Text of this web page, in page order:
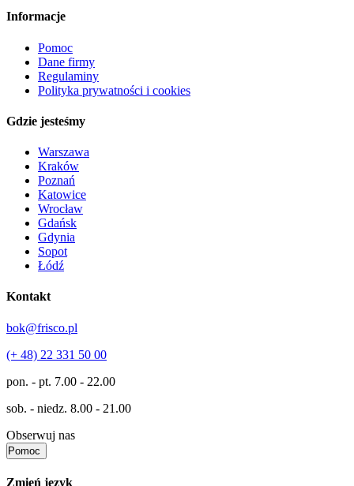
Informacje
Pomoc
Dane firmy
Regulaminy
Polityka prywatności i cookies
Gdzie jesteśmy
Warszawa
Kraków
Poznań
Katowice
Wrocław
Gdańsk
Gdynia
Sopot
Łódź
Kontakt
bok@frisco.pl
(+ 48) 22 331 50 00
pon. - pt. 7.00 - 22.00
sob. - niedz. 8.00 - 21.00
Obserwuj nas
Pomoc
Zmień język